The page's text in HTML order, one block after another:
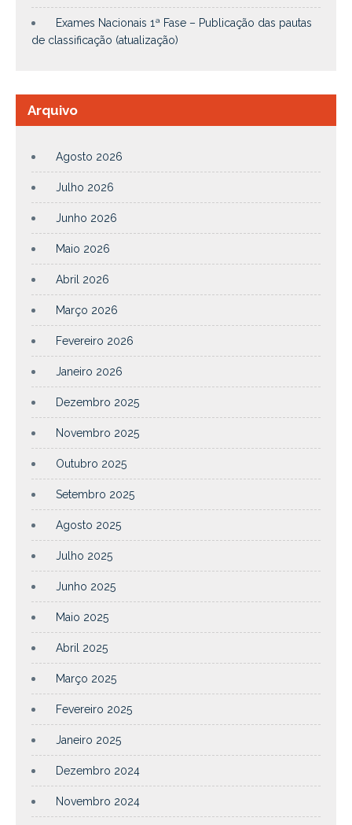
Exames Nacionais 1ª Fase – Publicação das pautas
de classificação (atualização)
Arquivo
Agosto 2026
Julho 2026
Junho 2026
Maio 2026
Abril 2026
Março 2026
Fevereiro 2026
Janeiro 2026
Dezembro 2025
Novembro 2025
Outubro 2025
Setembro 2025
Agosto 2025
Julho 2025
Junho 2025
Maio 2025
Abril 2025
Março 2025
Fevereiro 2025
Janeiro 2025
Dezembro 2024
Novembro 2024